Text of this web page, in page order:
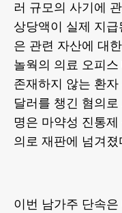
러 규모의 사기에
상당액이 실제 지
은 관련 자산에 대
놀웍의 의료 오피
존재하지 않는 환
달러를 챙긴 혐의
명은 마약성 진통
의로 재판에 넘겨졌
이번 남가주 단속은